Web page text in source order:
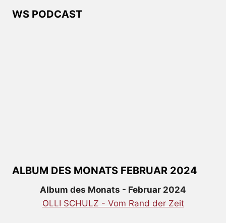
WS PODCAST
ALBUM DES MONATS FEBRUAR 2024
Album des Monats - Februar 2024
OLLI SCHULZ - Vom Rand der Zeit